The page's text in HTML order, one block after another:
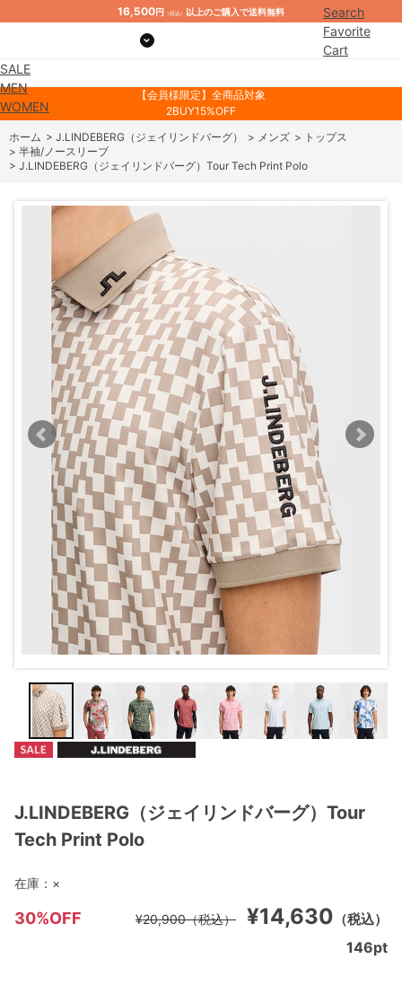
16,500円 （税込） 以上のご購入で送料無料
Search
Favorite
Cart
SALE
MEN
WOMEN
【会員様限定】全商品対象
2BUY15%OFF
ホーム > J.LINDEBERG（ジェイリンドバーグ） > メンズ > トップス
> 半袖/ノースリーブ
> J.LINDEBERG（ジェイリンドバーグ）Tour Tech Print Polo
J.LINDEBERG（ジェイリンドバーグ）Tour
Tech Print Polo
30%OFF ¥14,630 （税込）
¥20,900（税込）
在庫： ×
146pt